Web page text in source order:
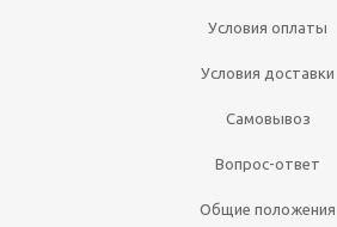
Условия оплаты
Условия доставки
Самовывоз
Вопрос-ответ
Общие положения